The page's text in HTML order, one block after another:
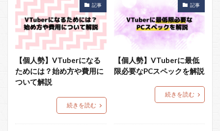
記事
【個人勢】VTuberになる
ためには？始め方や費用に
ついて解説
続きを読む
記事
【個人勢】VTuberに最低
限必要なPCスペックを解説
続きを読む